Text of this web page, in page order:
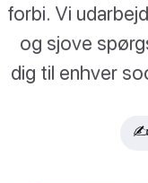
forbi. Vi
og sjove
dig til enhver
✍️